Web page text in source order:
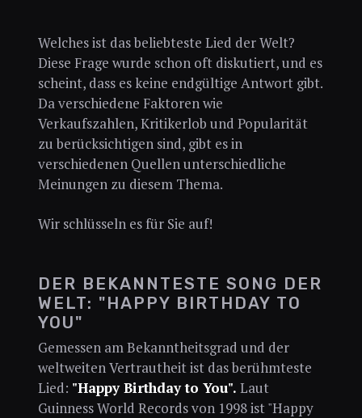
Welches ist das beliebteste Lied der Welt?
Diese Frage wurde schon oft diskutiert, und es
scheint, dass es keine endgültige Antwort gibt.
Da verschiedene Faktoren wie
Verkaufszahlen, Kritikerlob und Popularität
zu berücksichtigen sind, gibt es in
verschiedenen Quellen unterschiedliche
Meinungen zu diesem Thema.
Wir schlüsseln es für Sie auf!
DER BEKANNTESTE SONG DER
WELT: "HAPPY BIRTHDAY TO
YOU"
Gemessen am Bekanntheitsgrad und der
weltweiten Vertrautheit ist das berühmteste
Lied: "Happy Birthday to You". Laut
Guinness World Records von 1998 ist "Happy